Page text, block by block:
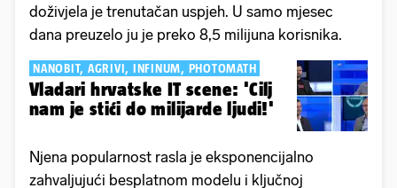
doživjela je trenutačan uspjeh. U samo mjesec
dana preuzelo ju je preko 8,5 milijuna korisnika.
NANOBIT, AGRIVI, INFINUM, PHOTOMATH
Vladari hrvatske IT scene: 'Cilj
nam je stići do milijarde ljudi!'
Njena popularnost rasla je eksponencijalno
zahvaljujući besplatnom modelu i ključnoj